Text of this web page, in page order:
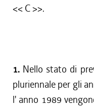
<< C >>.
1. Nello stato di
pluriennale per gli
l' anno 1989